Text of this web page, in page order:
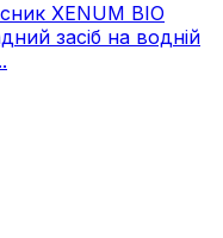
XENUM BIO
засіб на водній